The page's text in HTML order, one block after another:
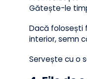
Mod de
Taie pieptul
într-un bol și
Preîncălzește